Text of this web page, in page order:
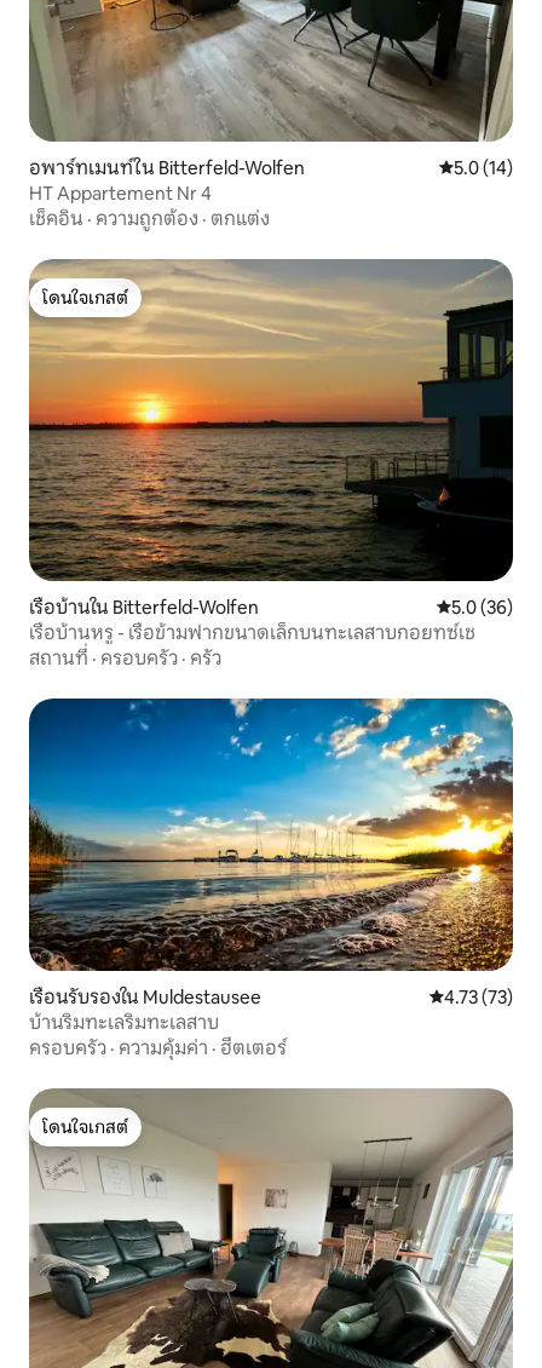
อพาร์ทเมนท์ใน Bitterfeld-Wolfen คะแนนเฉลี่ย
5.0 (14)
HT Appartement Nr 4
เช็คอิน · ความถูกต้อง · ตกแต่ง
โดนใจเกสต์
โดนใจเกสต์
เรือบ้านใน Bitterfeld-Wolfen คะแนนเฉลี่ย
5.0 (36)
เรือบ้านหรู - เรือข้ามฟากขนาดเล็กบนทะเลสาบกอยทซ์เช
สถานที่ · ครอบครัว · ครัว
เรือนรับรองใน Muldestausee คะแนนเฉลี่ย
4.73 (73)
บ้านริมทะเลริมทะเลสาบ
ครอบครัว · ความคุ้มค่า · ฮีตเตอร์
โดนใจเกสต์
โดนใจเกสต์